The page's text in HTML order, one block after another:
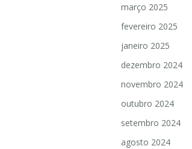
março 2025
fevereiro 2025
janeiro 2025
dezembro 2024
novembro 2024
outubro 2024
setembro 2024
agosto 2024